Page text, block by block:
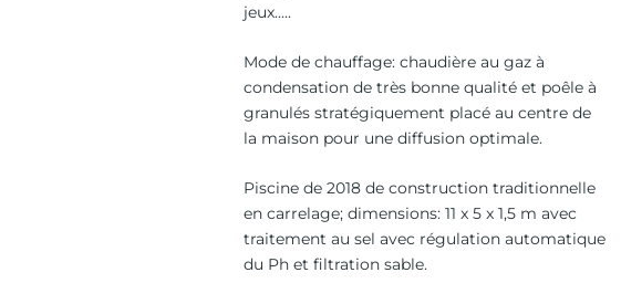
jeux.....
Mode de chauffage: chaudière au gaz à
condensation de très bonne qualité et poêle à
granulés stratégiquement placé au centre de
la maison pour une diffusion optimale.
Piscine de 2018 de construction traditionnelle
en carrelage; dimensions: 11 x 5 x 1,5 m avec
traitement au sel avec régulation automatique
du Ph et filtration sable.